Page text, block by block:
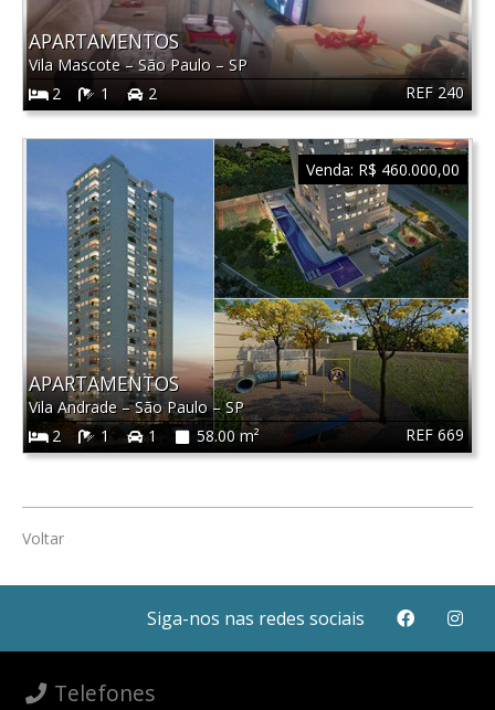
REF 240
APARTAMENTOS
Vila Mascote–São Paulo – SP
2
1 2
REF 669
APARTAMENTOS
Vila Andrade–São Paulo–SP
2
1 1 58.00 m²
Venda: R$ 460.000,00
Voltar
Siga-nos nas redes sociais
Telefones